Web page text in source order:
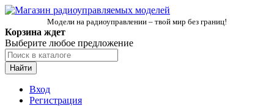
Модели на радиоуправлении – твой мир без границ!
Корзина ждет
Выберите любое предложение
Найти
Вход
Регистрация